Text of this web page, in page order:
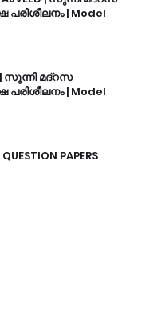
പരിശീലനം | Model
| സുന്നി മദ്റസ
പരിശീലനം | Model
PAPERS